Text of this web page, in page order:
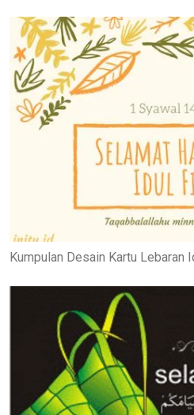
Kumpulan Desain Kartu Lebaran